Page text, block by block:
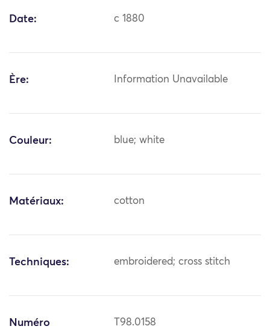
Date: c 1880
Ère: Information Unavailable
Couleur: blue; white
Matériaux: cotton
Techniques: embroidered; cross stitch
Numéro
T98.0158